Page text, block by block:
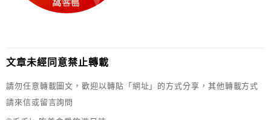
文章未經同意禁止轉載
請勿任意轉載圖文，歡迎以轉貼「網址」的方式分享，其他轉載方式
請來信或留言詢問